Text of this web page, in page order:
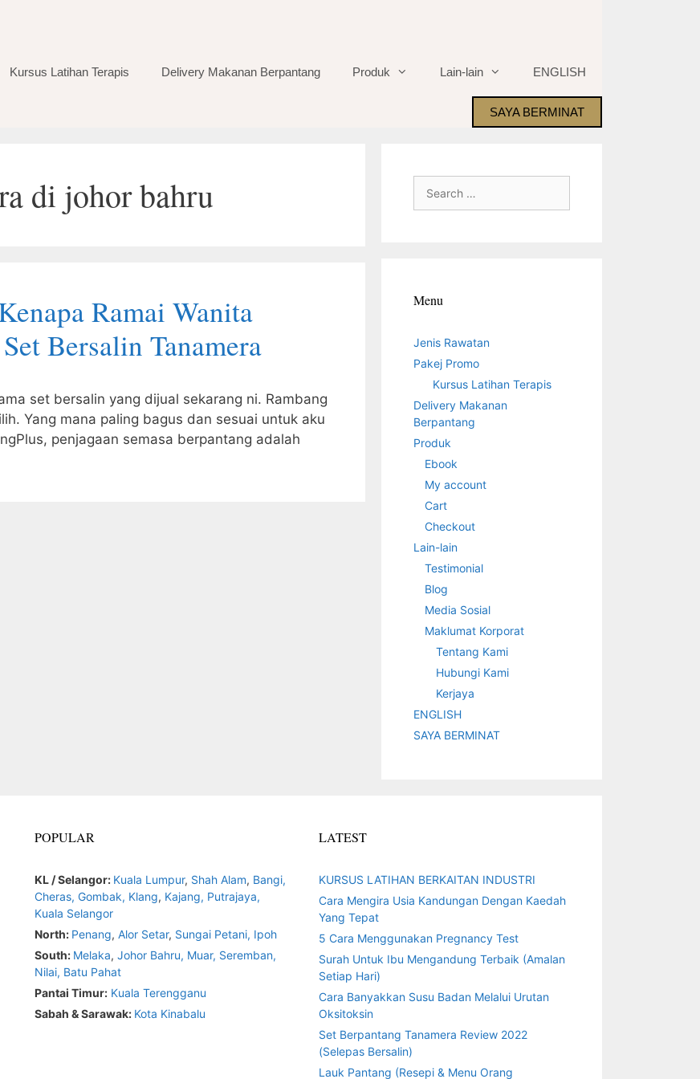
Kursus Latihan Terapis Delivery Makanan Berpantang Produk Lain-lain ENGLISH
SAYA BERMINAT
di johor bahru
Ramai Wanita
Bersalin Tanamera
set bersalin yang dijual sekarang ni. Rambang
Yang mana paling bagus dan sesuai untuk aku
penjagaan semasa berpantang adalah
for:
Menu
Jenis Rawatan
Pakej Promo
Kursus Latihan Terapis
Delivery Makanan
Berpantang
Produk
Ebook
My account
Cart
Checkout
Lain-lain
Testimonial
Blog
Media Sosial
Maklumat Korporat
Tentang Kami
Hubungi Kami
Kerjaya
ENGLISH
SAYA BERMINAT
POPULAR
KL / Selangor: Kuala Lumpur, Shah Alam, Bangi,
Cheras, Gombak, Klang, Kajang, Putrajaya,
Kuala Selangor
North: Penang,Alor Setar, Sungai Petani, Ipoh
South: Melaka,Johor Bahru, Muar, Seremban,
Nilai, Batu Pahat
Pantai Timur: Kuala Terengganu
Sabah & Sarawak: Kota Kinabalu
LATEST
KURSUS LATIHAN BERKAITAN INDUSTRI
Cara Mengira Usia Kandungan Dengan Kaedah
Yang Tepat
5 Cara Menggunakan Pregnancy Test
Surah Untuk Ibu Mengandung Terbaik (Amalan
Setiap Hari)
Cara Banyakkan Susu Badan Melalui Urutan
Oksitoksin
Set Berpantang Tanamera Review 2022
(Selepas Bersalin)
Lauk Pantang (Resepi & Menu Orang